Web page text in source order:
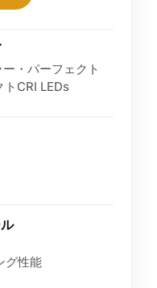
・パーフェクト
CRI LEDs
グ性能